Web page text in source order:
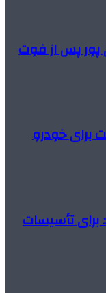
پور پس از فوت
برای خودرو
تأسیسات